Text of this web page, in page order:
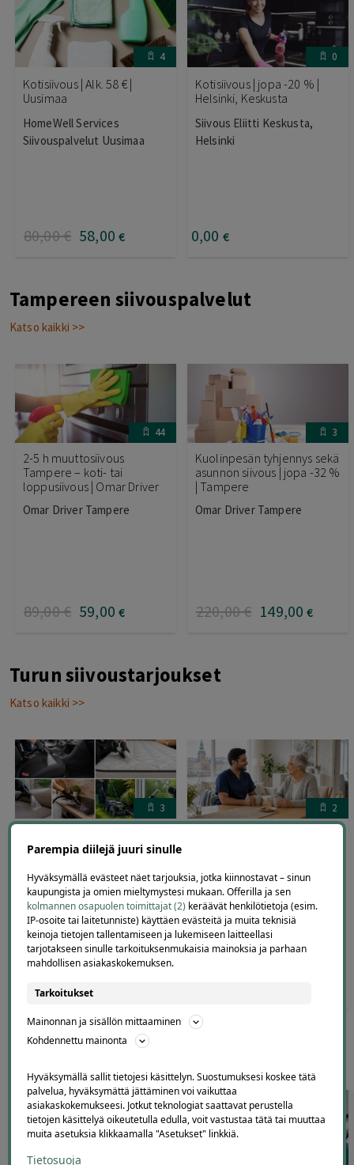
4
Kotisiivous | Alk. 58 € |
Uusimaa
HomeWell Services
Siivouspalvelut Uusimaa
80,00€ 58,00 €
0
Kotisiivous | jopa -20 % |
Helsinki, Keskusta
Siivous Eliitti Keskusta,
Helsinki
0,00 €
Tampereen siivouspalvelut
Katso kaikki >>
44
2-5 h muuttosiivous
Tampere – koti- tai
loppusiivous | Omar Driver
Omar Driver Tampere
89,00€ 59,00 €
3
Kuolinpesän tyhjennys sekä
asunnon siivous | jopa -32 %
| Tampere
Omar Driver Tampere
220,00€ 149,00 €
Turun siivoustarjoukset
Katso kaikki >>
3
siivous- ja
-60 % | Turku, Kaarina,
Raisio, Lieto & Naantali
M.A. Abir Turku, Kaarina,
Raisio, Lieto ja Naantali
149,00€ 59
2
M.A. Abir Turku, Kaarina,
Raisio, Naantali, Lieto, Rusko
ja Masku
Muiden kaupunkien siivouspalvelut
Parempia diilejä juuri sinulle
Hyväksymällä evästeet näet tarjouksia, jotka kiinnostavat – sinun
kaupungista ja omien mieltymystesi mukaan. Offerilla ja sen
kolmannen osapuolen toimittajat (2) keräävät henkilötietoja (esim.
IP-osoite tai laitetunniste) käyttäen evästeitä ja muita teknisiä
keinoja tietojen tallentamiseen ja lukemiseen laitteellasi
tarjotakseen sinulle tarkoituksenmukaisia mainoksia ja parhaan
mahdollisen asiakaskokemuksen.
Tarkoitukset
Mainonnan ja sisällön mittaaminen
Kohdennettu mainonta
Hyväksymällä sallit tietojesi käsittelyn. Suostumuksesi koskee tätä
palvelua, hyväksymättä jättäminen voi vaikuttaa
asiakaskokemukseesi. Jotkut teknologiat saattavat perustella
tietojen käsittelyä oikeutetulla edulla, voit vastustaa tätä tai muuttaa
muita asetuksia klikkaamalla "Asetukset" linkkiä.
Tietosuoja